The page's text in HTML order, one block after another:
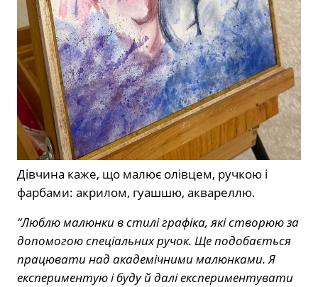
Дівчина каже, що малює олівцем, ручкою і
фарбами: акрилом, гуашшю, аквареллю.
“Люблю малюнки в стилі графіка, які створюю за
допомогою спеціальних ручок. Ще подобається
працювати над академічними малюнками. Я
експериментую і буду й далі експериментувати